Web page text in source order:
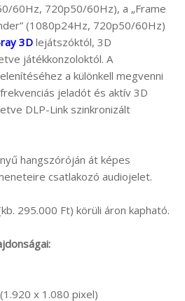
60Hz, 720p50/60Hz), a „Frame
(1080p24Hz, 720p50/60Hz)
3Dlejátszóktól, 3D
játékkonzoloktól. A
a különkell megvenni
jeladót és aktív 3D
DLP-Link szinkronizált
hangszóróján át képes
csatlakozó audiojelet.
295.000 Ft) körüli áron kapható.
x 1.080 pixel)